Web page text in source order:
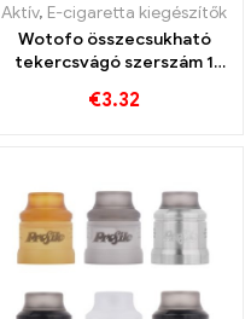
Aktív, E-cigaretta kiegészítők
Wotofo összecsukható
tekercsvágó szerszám 1
nagykereskedés 丨Egyedi
€3.32